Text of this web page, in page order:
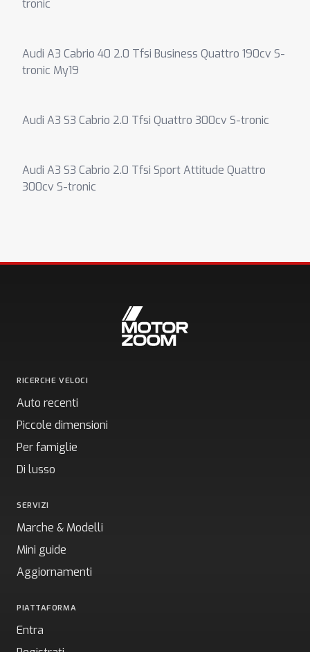
tronic
Audi A3 Cabrio 40 2.0 Tfsi Business Quattro 190cv S-
tronic My19
Audi A3 S3 Cabrio 2.0 Tfsi Quattro 300cv S-tronic
Audi A3 S3 Cabrio 2.0 Tfsi Sport Attitude Quattro
300cv S-tronic
RICERCHE VELOCI
Auto recenti
Piccole dimensioni
Per famiglie
Di lusso
SERVIZI
Marche & Modelli
Mini guide
Aggiornamenti
PIATTAFORMA
Entra